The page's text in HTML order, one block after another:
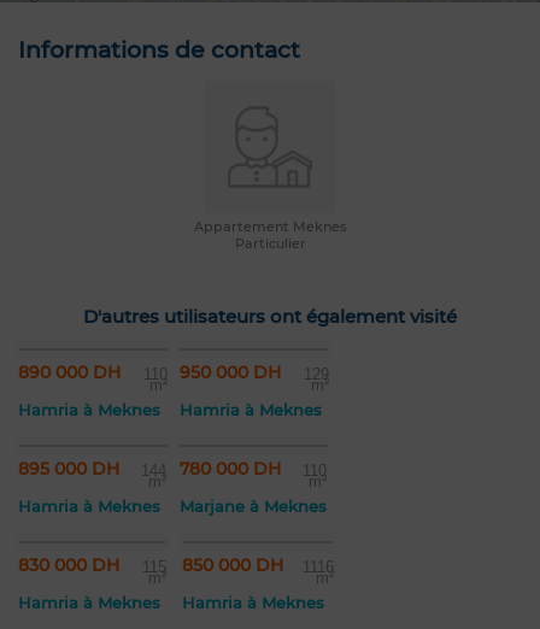
Informations de contact
Appartement Meknes
Particulier
D'autres utilisateurs ont également visité
890 000 DH 110
m²
Hamria à Meknes
950 000 DH 129
m²
Hamria à Meknes
895 000 DH 144
m²
Hamria à Meknes
780 000 DH 110
m²
Marjane à Meknes
830 000 DH 115
m²
Hamria à Meknes
850 000 DH 1116
m²
Hamria à Meknes